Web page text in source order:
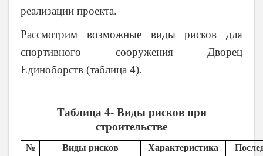
реализации проекта.
Рассмотрим возможные виды рисков для
спортивного сооружения Дворец
Единоборств (таблица 4).
Таблица 4- Виды рисков при
строительстве
№
Виды рисков
Характеристика